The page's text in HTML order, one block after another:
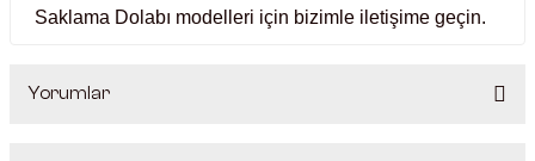
Saklama Dolabı modelleri için bizimle iletişime geçin.
Yorumlar